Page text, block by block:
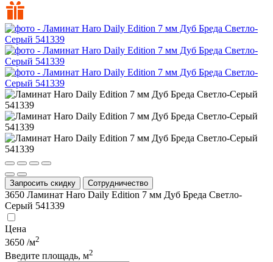
Запросить скидку Сотрудничество
3650 Ламинат Haro Daily Edition 7 мм Дуб Бреда Светло-
Серый 541339
Цена
3650 /м2
Введите площадь, м2